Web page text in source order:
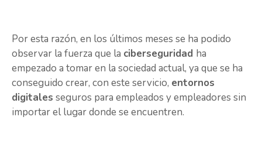
Por esta razón, en los últimos meses se ha podido
observar la fuerza que la ciberseguridad ha
empezado a tomar en la sociedad actual, ya que se ha
conseguido crear, con este servicio, entornos
digitales seguros para empleados y empleadores sin
importar el lugar donde se encuentren.